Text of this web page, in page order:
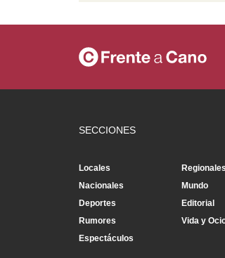
SECCIONES
Locales
Regionales
Nacionales
Mundo
Deportes
Editorial
Rumores
Vida y
Espectáculos